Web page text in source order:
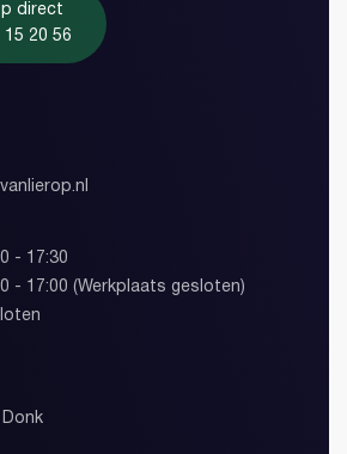
direct
15 20 56
- 17:30
- 17:00 (Werkplaats gesloten)